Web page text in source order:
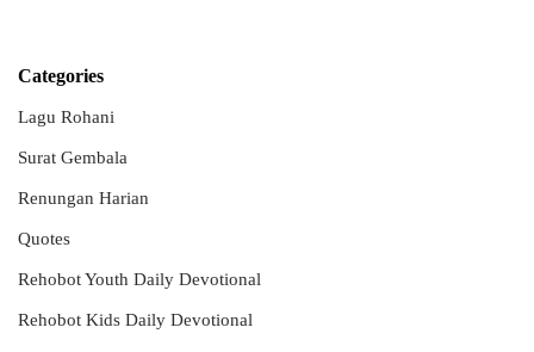
Categories
Lagu Rohani
Surat Gembala
Renungan Harian
Quotes
Rehobot Youth Daily Devotional
Rehobot Kids Daily Devotional